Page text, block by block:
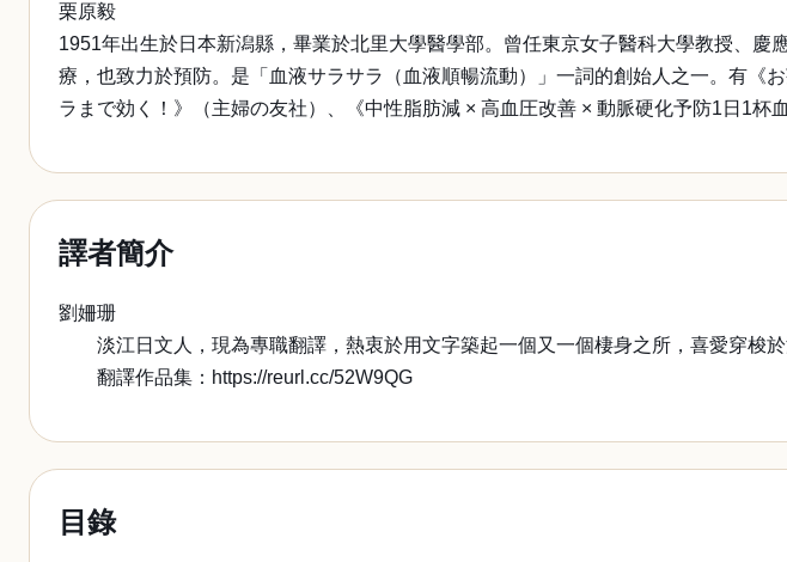
栗原毅
1951年出生於日本新潟縣，畢業於北里大學醫學部。曾任東京女子醫科大學教授、
療，也致力於預防。是「血液サラサラ（血液順暢流動）」一詞的創始人之一。有《
ラまで効く！》（主婦の友社）、《中性脂肪減 × 高血圧改善 × 動脈硬化予防1日1杯
譯者簡介
劉姍珊
淡江日文人，現為專職翻譯，熱衷於用文字築起一個又一個棲身之所，喜愛穿梭於
翻譯作品集：https://reurl.cc/52W9QG
目錄